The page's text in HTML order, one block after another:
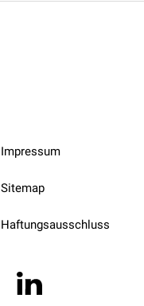
Impressum
Sitemap
Haftungsausschluss